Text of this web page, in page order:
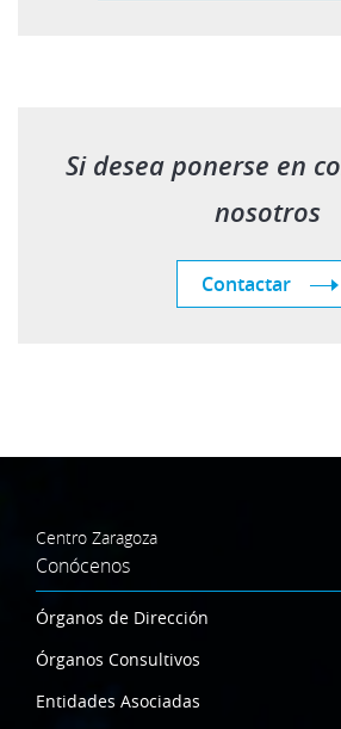
Si desea ponerse en
nosotros
Contactar
Centro Zaragoza
Conócenos
Órganos de Dirección
Órganos Consultivos
Entidades Asociadas